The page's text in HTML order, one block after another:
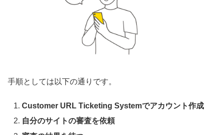
手順としては以下の通りです。
Customer URL Ticketing Systemでアカウント作成
自分のサイトの審査を依頼